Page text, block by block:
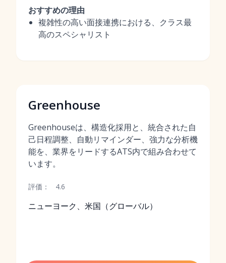
おすすめの理由
複雑性の高い面接連携における、クラス最
高のスペシャリスト
Greenhouse
Greenhouseは、構造化採用と、統合された自
己日程調整、自動リマインダー、強力な分析機
能を、業界をリードするATS内で組み合わせて
います。
評価： 4.6
ニューヨーク、米国（グローバル）